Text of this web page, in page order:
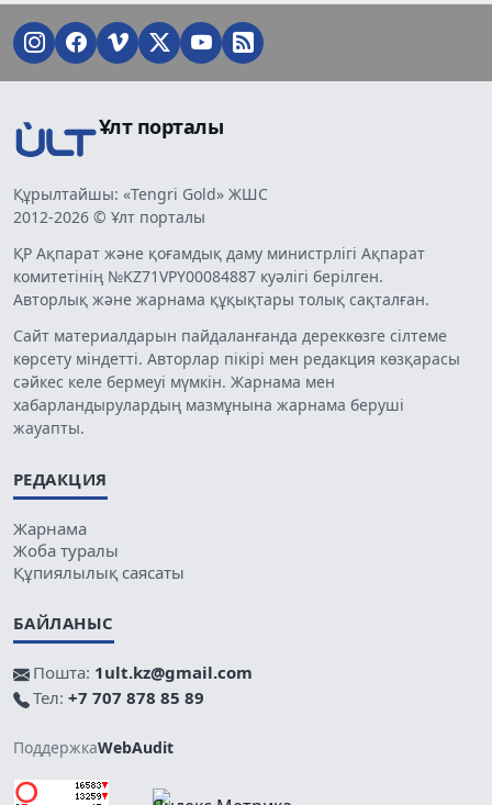
Ұлт порталы
Құрылтайшы: «Tengri Gold» ЖШС
2012-2026 © Ұлт порталы
ҚР Ақпарат және қоғамдық даму министрлігі Ақпарат
комитетінің №KZ71VPY00084887 куәлігі берілген.
Авторлық және жарнама құқықтары толық сақталған.
Сайт материалдарын пайдаланғанда дереккөзге сілтеме
көрсету міндетті. Авторлар пікірі мен редакция көзқарасы
сәйкес келе бермеуі мүмкін. Жарнама мен
хабарландырулардың мазмұнына жарнама беруші
жауапты.
РЕДАКЦИЯ
Жарнама
Жоба туралы
Құпиялылық саясаты
БАЙЛАНЫС
Пошта: 1ult.kz@gmail.com
Тел: +7 707 878 85 89
ПоддержкаWebAudit